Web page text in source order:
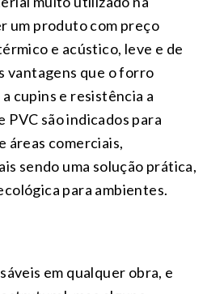
um produto com preço
e acústico, leve e de
vantagens que o forro
cupins e resistência a
PVC são indicados para
áreas comerciais,
sendo uma solução prática,
para ambientes.
em qualquer obra, e